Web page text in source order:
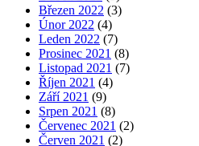
Březen 2022 (3)
Únor 2022 (4)
Leden 2022 (7)
Prosinec 2021 (8)
Listopad 2021 (7)
Říjen 2021 (4)
Září 2021 (9)
Srpen 2021 (8)
Červenec 2021 (2)
Červen 2021 (2)